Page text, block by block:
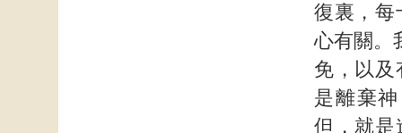
復裏，每
心有關。
免，以及
是離棄
但，就是